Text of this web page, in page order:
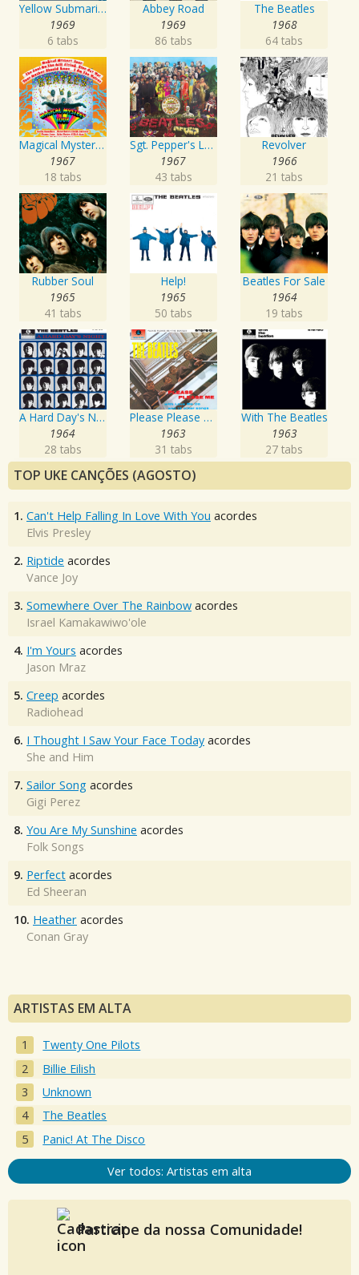
Yellow Submarine
1969
6 tabs
Abbey Road
1969
86 tabs
The Beatles
1968
64 tabs
Magical Mystery Tour
1967
18 tabs
Sgt. Pepper's Lonely Hearts Club Band
1967
43 tabs
Revolver
1966
21 tabs
Rubber Soul
1965
41 tabs
Help!
1965
50 tabs
Beatles For Sale
1964
19 tabs
A Hard Day's Night
1964
28 tabs
Please Please Me
1963
31 tabs
With The Beatles
1963
27 tabs
TOP UKE CANÇÕES (AGOSTO)
1. Can't Help Falling In Love With You acordes
Elvis Presley
2. Riptide acordes
Vance Joy
3. Somewhere Over The Rainbow acordes
Israel Kamakawiwo'ole
4. I'm Yours acordes
Jason Mraz
5. Creep acordes
Radiohead
6. I Thought I Saw Your Face Today acordes
She and Him
7. Sailor Song acordes
Gigi Perez
8. You Are My Sunshine acordes
Folk Songs
9. Perfect acordes
Ed Sheeran
10. Heather acordes
Conan Gray
ARTISTAS EM ALTA
Twenty One Pilots
Billie Eilish
Unknown
The Beatles
Panic! At The Disco
Ver todos: Artistas em alta
Participe da nossa Comunidade!